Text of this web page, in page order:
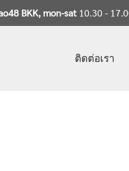
BKK, mon-sat 10.30 -
ติดต่อเรา